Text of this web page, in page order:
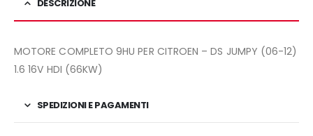
DESCRIZIONE
MOTORE COMPLETO 9HU PER CITROEN – DS JUMPY (06-12)
1.6 16V HDI (66KW)
SPEDIZIONI E PAGAMENTI